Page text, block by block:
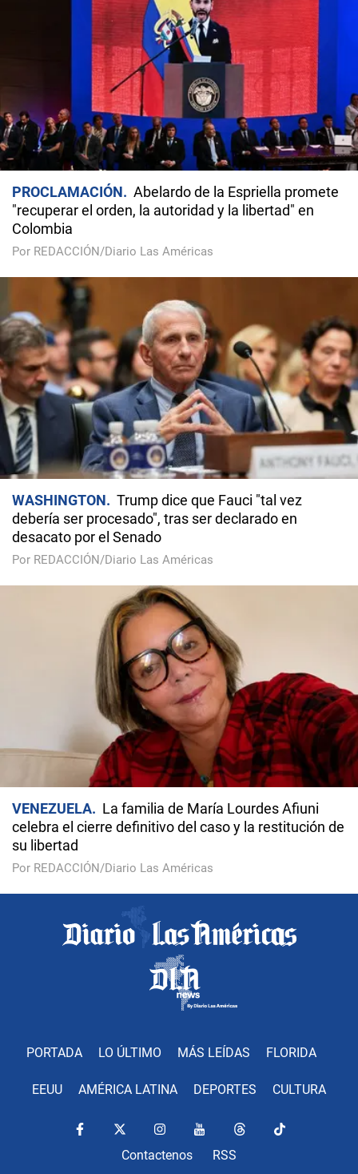
PROCLAMACIÓN
Abelardo de la Espriella promete
"recuperar el orden, la autoridad y la libertad" en
Colombia
Por REDACCIÓN/Diario Las Américas
WASHINGTON
Trump dice que Fauci "tal vez
debería ser procesado", tras ser declarado en
desacato por el Senado
Por REDACCIÓN/Diario Las Américas
VENEZUELA
La familia de María Lourdes Afiuni
celebra el cierre definitivo del caso y la restitución de
su libertad
Por REDACCIÓN/Diario Las Américas
PORTADA LO ÚLTIMO MÁS LEÍDAS FLORIDA
EEUU AMÉRICA LATINA DEPORTES CULTURA
Contactenos RSS